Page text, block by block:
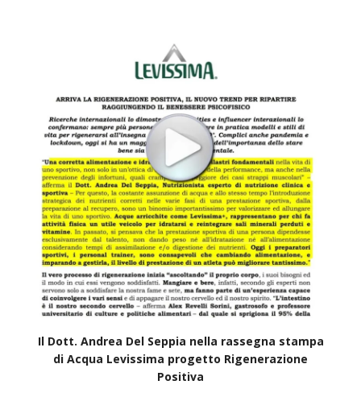
Il Dott. Andrea Del Seppia nella rassegna stampa
di Acqua Levissima progetto Rigenerazione
Positiva